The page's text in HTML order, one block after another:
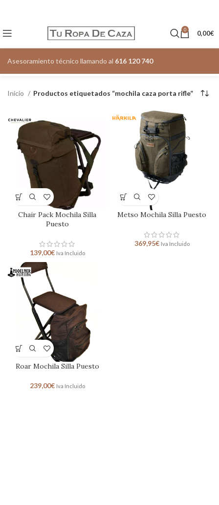
0 0,00€
Asesoramiento técnico llamando al 616 120 740
Inicio Productos etiquetados “mochila caza porta rifle”
Chair Pack Mochila Silla
Puesto
139,00€ Iva Incluido
Metso Mochila Silla Puesto
369,95€ Iva Incluido
Roar Mochila Silla Puesto
239,00€ Iva Incluido